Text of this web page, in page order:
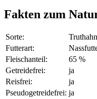
Fakten zum
Sorte:
Futterart:
Fleischanteil:
65 %
Getreidefrei:
ja
Reisfrei:
ja
Pseudogetreidefrei: ja